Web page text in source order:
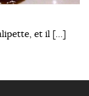
et il […]